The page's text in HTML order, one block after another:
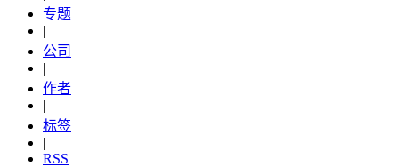
专题
|
公司
|
作者
|
标签
|
RSS